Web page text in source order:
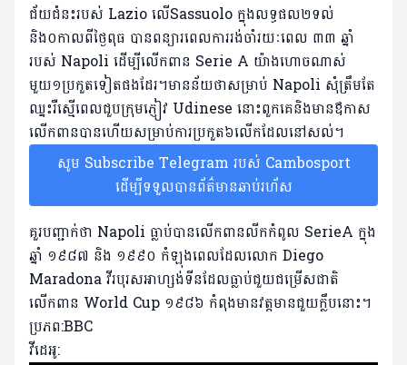
ជ័យជំនះរបស់ Lazio លើSassuolo ក្នុងលទ្ធផល២ទល់
និង០កាលពីថ្ងៃពុធ បានពន្យារពេលការរង់ចាំរយៈពេល ៣៣ ឆ្នាំ
របស់ Napoli ដើម្បីលើកពាន Serie A យ៉ាងហោចណាស់
មួយ១ប្រកួតទៀតផងដែរ។មានន័យថាសម្រាប់ Napoli សុំត្រឹម​តែ
ឈ្នះរឺស្មើពេលជួបក្រុមភ្ញៀវ Udinese នោះពួកគេនិងមានឪកា​ស
លើកពានបានហើយសម្រាប់ការ​ប្រកួត៦លើកដែល​នៅសល់។
សូម Subscribe Telegram របស់ Cambosport
ដើម្បីទទួលបានព័ត៌មានឆាប់រហ័ស
គួរបញ្ជាក់ថា Napoli ធ្លាប់បានលើកពានលីកកំពូល SerieA ក្នុង
ឆ្នាំ ១៩៨៧ និង​ ១៩៩០ កំឡុងពេលដែលលោក Diego
Maradona វីរបុរសអាហ្សង់ទីនដែលធ្លាប់ជួយជម្រើសជាតិ
លើកពាន World Cup ១៩៨៦ កំពុងមានវត្តមានជួយក្លឹបនោះ។
ប្រភព:BBC
វីដេអូ: